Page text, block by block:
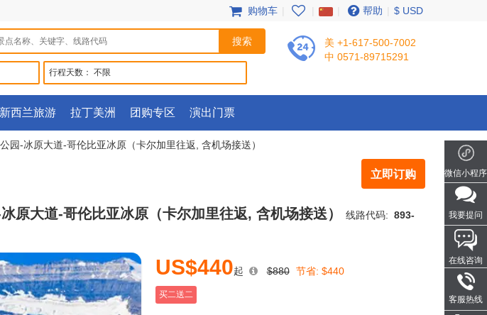
购物车 帮助 $ USD
行程天数： 不限
美 +1-617-500-7002
中 0571-89715291
新西兰旅游 拉丁美洲 团购专区 演出门票
-冰原大道-哥伦比亚冰原（卡尔加里往返, 含机场接送）
立即订购
原大道-哥伦比亚冰原（卡尔加里往返, 含机场接送） 线路代码: 893-
US$440起 $880 节省: $440
买二送二
微信小程序
我要提问
在线咨询
客服热线